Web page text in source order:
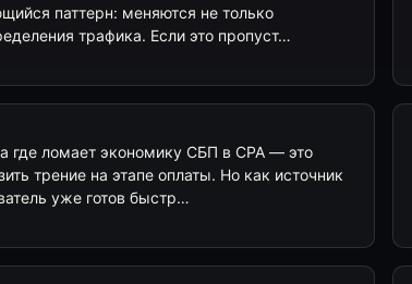
паттерн: меняются не только
трафика. Если это пропуст…
где ломает экономику СБП в CPA — это
трение на этапе оплаты. Но как источник
уже готов быстр…